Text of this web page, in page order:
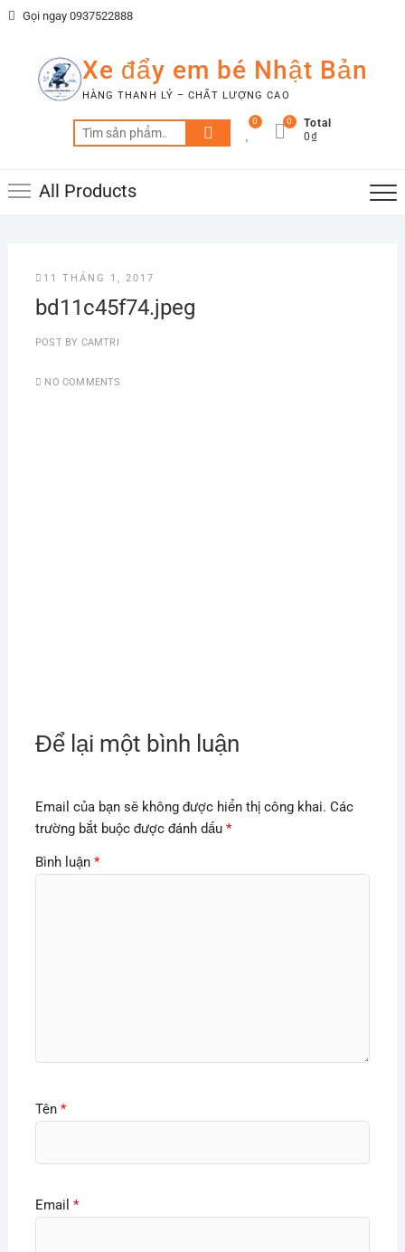
SkipGọi ngay 0937522888
Xe đẩy em bé Nhật Bản
HÀNG THANH LÝ – CHẤT LƯỢNG CAO
Tìm
kiếm:
0
Total
0₫
0
All Products
11 THÁNG 1, 2017
bd11c45f74.jpeg
POST BY CAMTRI
NO COMMENTS
Để lại một bình luận
Email của bạn sẽ không được hiển thị công khai. Các
trường bắt buộc được đánh dấu *
Bình luận *
Tên *
Email *